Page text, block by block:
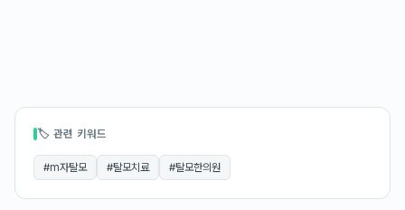
🏷 관련 키워드
#m자탈모 #탈모치료 #탈모한의원